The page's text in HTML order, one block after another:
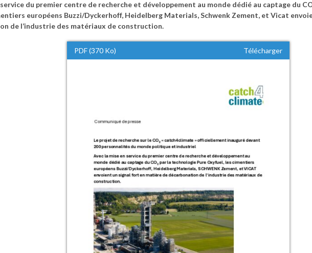
service du premier centre de recherche et développement au monde dédié au captage du
européens Buzzi/Dyckerhoff, Heidelberg Materials, Schwenk Zement, et Vicat
de l’industrie des matériaux de construction.
PDF (370 Ko) Télécharger